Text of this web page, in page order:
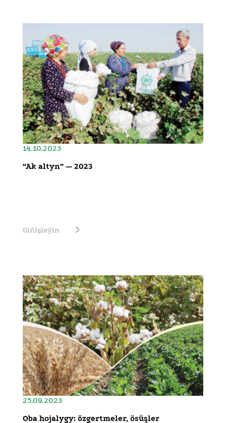
14.10.2023
“Ak altyn” — 2023
Giňişleýin
25.09.2023
Oba hojalygy: özgertmeler, ösüşler